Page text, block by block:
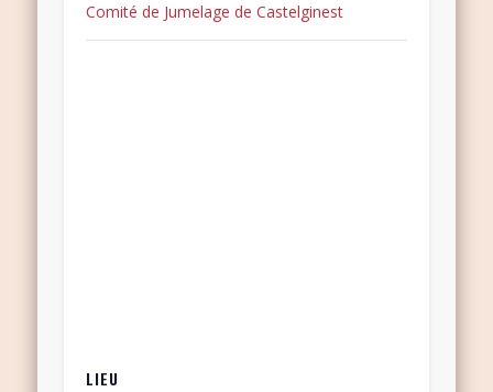
Comité de Jumelage de Castelginest
LIEU